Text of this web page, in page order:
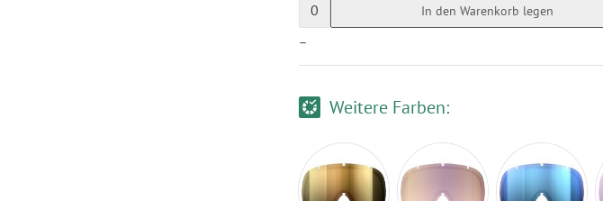
0 In den Warenkorb legen
—
Weitere Farben: